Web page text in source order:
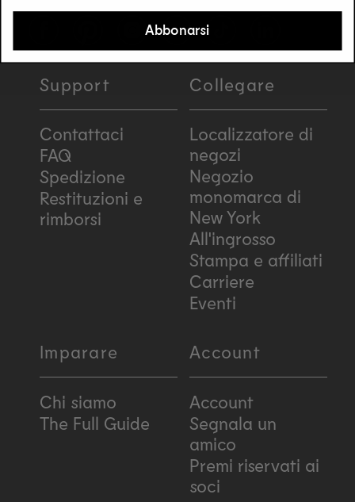
PinterestInstagram
YouTubeTikTok
Support
Contattaci
FAQ
Spedizione
Restituzioni e
rimborsi
Collegare
Localizzatore di
negozi
Negozio
monomarca di
New York
All'ingrosso
Stampa e affiliati
Carriere
Eventi
Imparare
Chi siamo
The Full Guide
Account
Account
Segnala un
amico
Premi riservati ai
soci
Abbonarsi